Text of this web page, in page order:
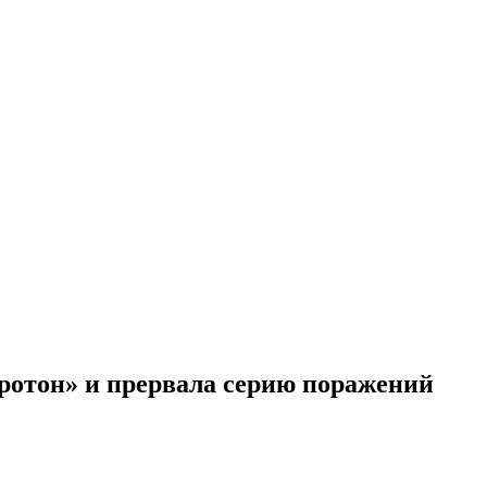
и прервала серию поражений